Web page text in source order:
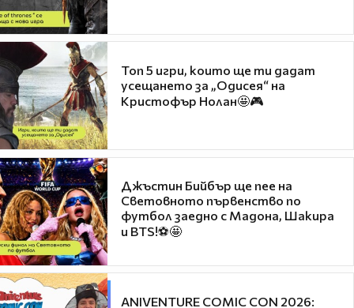
Топ 5 игри, които ще ти дадат
усещането за „Одисея“ на
Кристофър Нолан🤩🎮
Джъстин Бийбър ще пее на
Световното първенство по
футбол заедно с Мадона, Шакира
и BTS!⚽🤩
ANIVENTURE COMIC CON 2026: